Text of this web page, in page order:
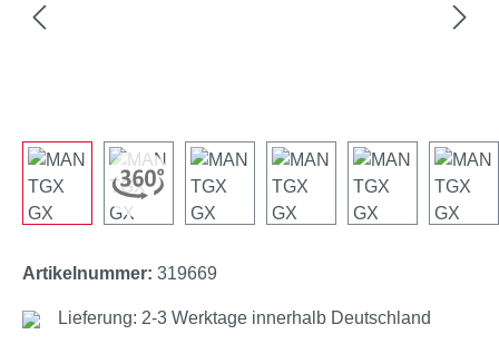
Artikelnummer: 319669
Lieferung: 2-3 Werktage innerhalb Deutschland